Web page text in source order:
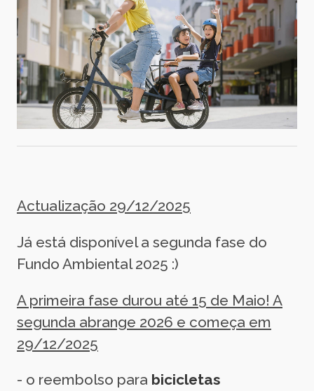
Actualização 29/12/2025
Já está disponível a segunda fase do
Fundo Ambiental 2025 :)
A primeira fase durou até 15 de Maio! A
segunda abrange 2026 e começa em
29/12/2025
- o reembolso para bicicletas